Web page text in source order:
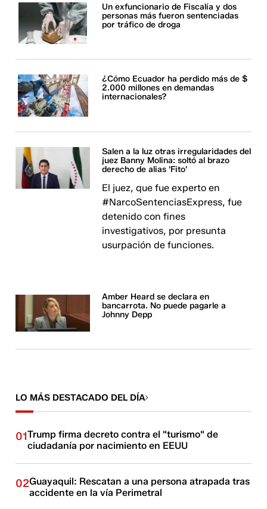
Un exfuncionario de Fiscalía y dos
personas más fueron sentenciadas
por tráfico de droga
¿Cómo Ecuador ha perdido más de $
2.000 millones en demandas
internacionales?
Salen a la luz otras irregularidades del
juez Banny Molina: soltó al brazo
derecho de alias 'Fito'
El juez, que fue experto en
#NarcoSentenciasExpress, fue
detenido con fines
investigativos, por presunta
usurpación de funciones.
Amber Heard se declara en
bancarrota. No puede pagarle a
Johnny Depp
LO MÁS DESTACADO DEL DÍA
01Trump firma decreto contra el "turismo" de
ciudadanía por nacimiento en EEUU
02Guayaquil: Rescatan a una persona atrapada tras
accidente en la vía Perimetral